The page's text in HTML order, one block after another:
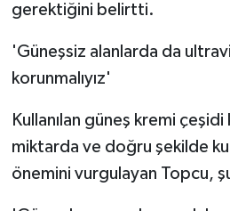
gerektiğini belirtti.
'Güneşsiz alanlarda da
korunmalıyız'
Kullanılan güneş kremi
miktarda ve doğru şekilde
önemini vurgulayan Topcu,